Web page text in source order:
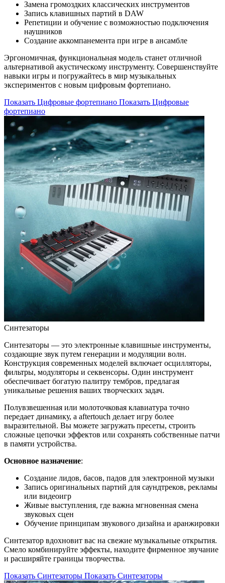
Замена громоздких классических инструментов
Запись клавишных партий в DAW
Репетиции и обучение с возможностью подключения
наушников
Создание аккомпанемента при игре в ансамбле
Эргономичная, функциональная модель станет отличной
альтернативой акустическому инструменту. Совершенствуйте
навыки игры и погружайтесь в мир музыкальных
экспериментов с новым цифровым фортепиано.
Показать Цифровые фортепиано Показать Цифровые
фортепиано
Синтезаторы
Синтезаторы — это электронные клавишные инструменты,
создающие звук путем генерации и модуляции волн.
Конструкция современных моделей включает осцилляторы,
фильтры, модуляторы и секвенсоры. Один инструмент
обеспечивает богатую палитру тембров, предлагая
уникальные решения ваших творческих задач.
Полувзвешенная или молоточковая клавиатура точно
передает динамику, а aftertouch делает игру более
выразительной. Вы можете загружать пресеты, строить
сложные цепочки эффектов или сохранять собственные патчи
в памяти устройства.
Основное назначение:
Создание лидов, басов, падов для электронной музыки
Запись оригинальных партий для саундтреков, рекламы
или видеоигр
Живые выступления, где важна мгновенная смена
звуковых сцен
Обучение принципам звукового дизайна и аранжировки
Синтезатор вдохновит вас на свежие музыкальные открытия.
Смело комбинируйте эффекты, находите фирменное звучание
и расширяйте границы творчества.
Показать Синтезаторы Показать Синтезаторы